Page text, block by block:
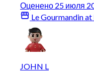
Оценено 25 июля
Le Gourmandin
JOHN L